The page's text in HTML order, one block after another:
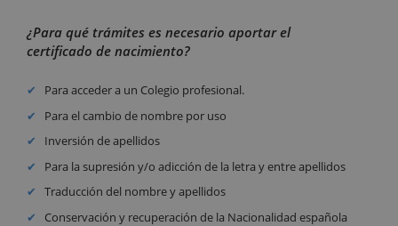
¿Para qué trámites es necesario aportar el
certificado de nacimiento?
Para acceder a un Colegio profesional.
Para el cambio de nombre por uso
Inversión de apellidos
Para la supresión y/o adicción de la letra y entre apellidos
Traducción del nombre y apellidos
Conservación y recuperación de la Nacionalidad española